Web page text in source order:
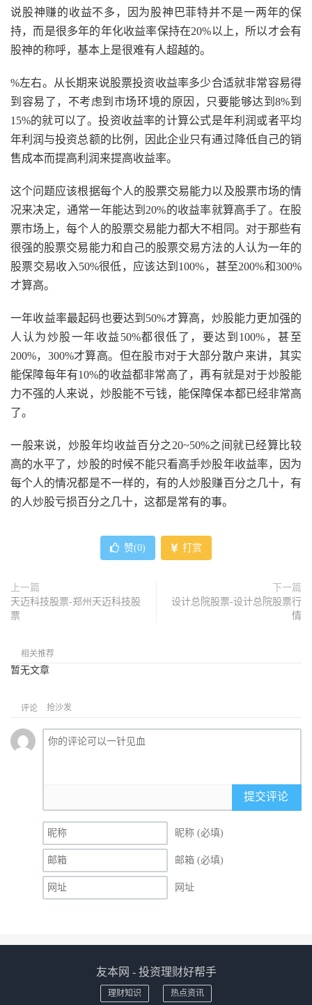
说股神赚的收益不多，因为股神巴菲特并不是一两年的保
持，而是很多年的年化收益率保持在20%以上，所以才会有
股神的称呼，基本上是很难有人超越的。
%左右。从长期来说股票投资收益率多少合适就非常容易得
到容易了，不考虑到市场环境的原因，只要能够达到8%到
15%的就可以了。投资收益率的计算公式是年利润或者平均
年利润与投资总额的比例，因此企业只有通过降低自己的销
售成本而提高利润来提高收益率。
这个问题应该根据每个人的股票交易能力以及股票市场的情
况来决定，通常一年能达到20%的收益率就算高手了。在股
票市场上，每个人的股票交易能力都大不相同。对于那些有
很强的股票交易能力和自己的股票交易方法的人认为一年的
股票交易收入50%很低，应该达到100%，甚至200%和300%
才算高。
一年收益率最起码也要达到50%才算高，炒股能力更加强的
人认为炒股一年收益50%都很低了，要达到100%，甚至
200%，300%才算高。但在股市对于大部分散户来讲，其实
能保障每年有10%的收益都非常高了，再有就是对于炒股能
力不强的人来说，炒股能不亏钱，能保障保本都已经非常高
了。
一般来说，炒股年均收益百分之20~50%之间就已经算比较
高的水平了，炒股的时候不能只看高手炒股年收益率，因为
每个人的情况都是不一样的，有的人炒股赚百分之几十，有
的人炒股亏损百分之几十，这都是常有的事。
赞(0) 打赏
上一篇
天迈科技股票-郑州天迈科技股
票
下一篇
设计总院股票-设计总院股票行
情
相关推荐
暂无文章
评论 抢沙发
提交评论
昵称 (必填)
邮箱 (必填)
网址
友本网 - 投资理财好帮手
理财知识 热点资讯